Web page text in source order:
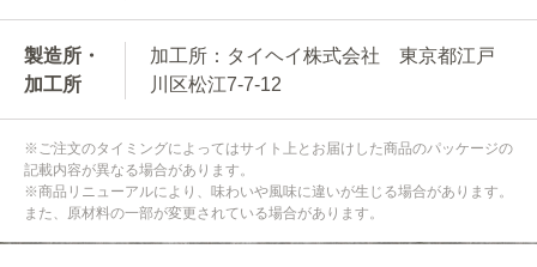
製造所・
加工所
加工所：タイヘイ株式会社 東京都江戸
川区松江7-7-12
※ご注文のタイミングによってはサイト上とお届けした商品のパッケージの
記載内容が異なる場合があります。
※商品リニューアルにより、味わいや風味に違いが生じる場合があります。
また、原材料の一部が変更されている場合があります。